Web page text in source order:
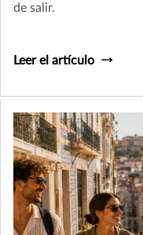
de salir.
Leer el artículo